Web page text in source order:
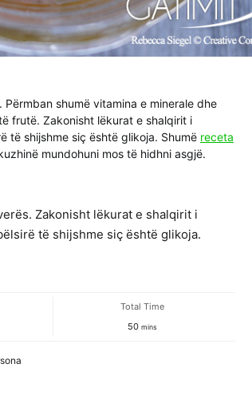
shumë vitamina e minerale dhe
frutë. Zakonisht lëkurat e shalqirit i
të shijshme siç është glikoja. Shumë receta
mundohuni mos të hidhni asgjë.
Zakonisht lëkurat e shalqirit i
të shijshme siç është glikoja.
Total Time
50minutes
mins